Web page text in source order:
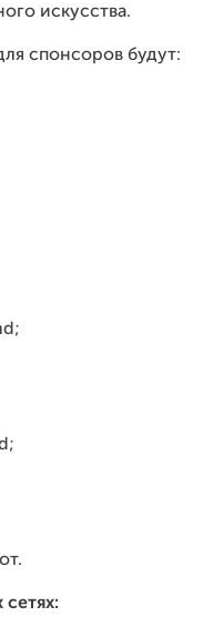
искусства.
спонсоров будут: